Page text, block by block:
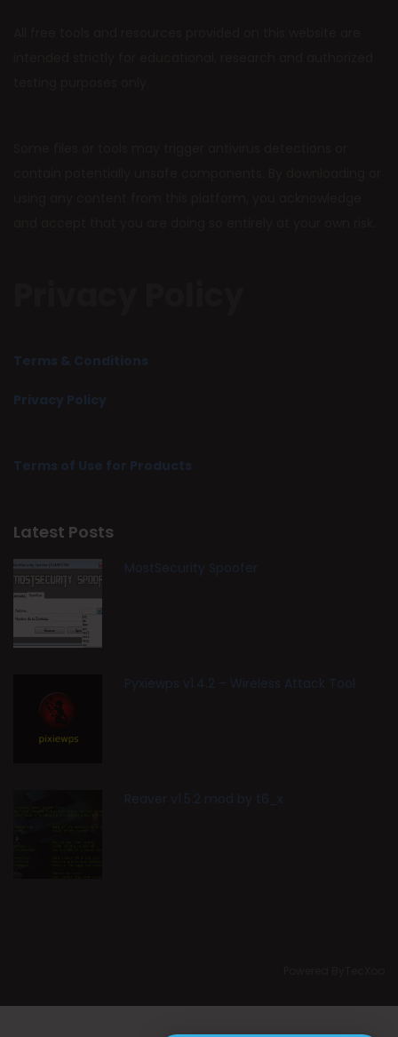
Terms & Conditions
Privacy Policy
Terms of Use for Products
Latest Posts
MostSecurity Spoofer
Pyxiewps v1.4.2 – Wireless Attack Tool
Reaver v1.5.2 mod by t6_x